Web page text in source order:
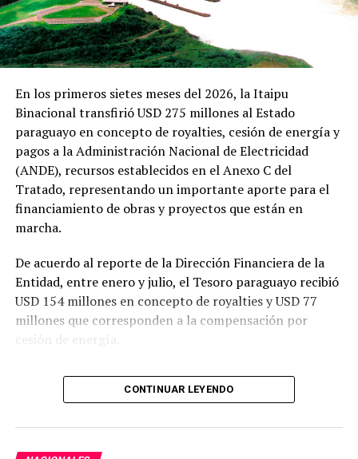
En los primeros sietes meses del 2026, la Itaipu
Binacional transfirió USD 275 millones al Estado
paraguayo en concepto de royalties, cesión de energía y
pagos a la Administración Nacional de Electricidad
(ANDE), recursos establecidos en el Anexo C del
Tratado, representando un importante aporte para el
financiamiento de obras y proyectos que están en
marcha.
De acuerdo al reporte de la Dirección Financiera de la
Entidad, entre enero y julio, el Tesoro paraguayo recibió
USD 154 millones en concepto de royalties y USD 77
millones que corresponden a la compensación por
cesión de energía.
Por su parte, la ANDE percibió USD 44 millones por
resarcimiento de las cargas de administración y
En julio, Itaipu realizó transferencias por USD 36
CONTINUAR LEYENDO